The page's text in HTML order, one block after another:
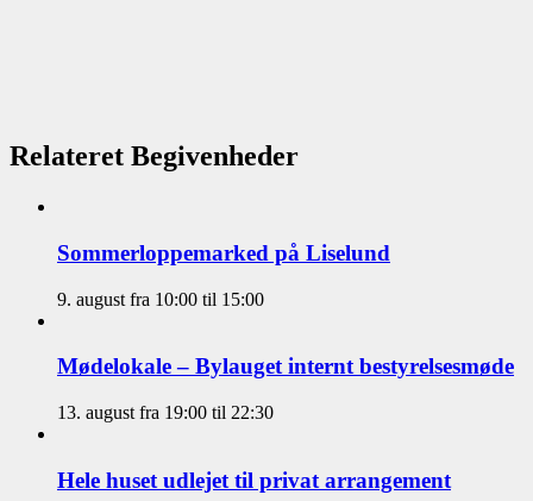
Relateret Begivenheder
Sommerloppemarked på Liselund
9. august fra 10:00 til 15:00
Mødelokale – Bylauget internt bestyrelsesmøde
13. august fra 19:00 til 22:30
Hele huset udlejet til privat arrangement